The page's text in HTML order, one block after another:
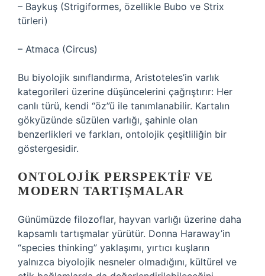
– Baykuş (Strigiformes, özellikle Bubo ve Strix
türleri)
– Atmaca (Circus)
Bu biyolojik sınıflandırma, Aristoteles’in varlık
kategorileri üzerine düşüncelerini çağrıştırır: Her
canlı türü, kendi “öz”ü ile tanımlanabilir. Kartalın
gökyüzünde süzülen varlığı, şahinle olan
benzerlikleri ve farkları, ontolojik çeşitliliğin bir
göstergesidir.
ONTOLOJIK PERSPEKTIF VE
MODERN TARTIŞMALAR
Günümüzde filozoflar, hayvan varlığı üzerine daha
kapsamlı tartışmalar yürütür. Donna Haraway’in
“species thinking” yaklaşımı, yırtıcı kuşların
yalnızca biyolojik nesneler olmadığını, kültürel ve